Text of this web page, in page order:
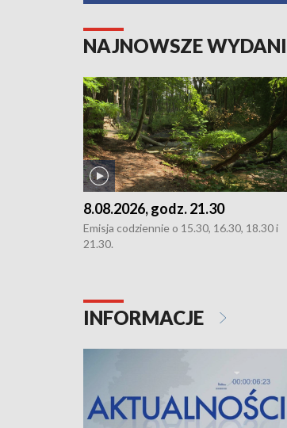
NAJNOWSZE
8.08.2026, godz. 21.30
Emisja codziennie o 15.30, 16.30, 18.30 i
21.30.
INFORMACJE